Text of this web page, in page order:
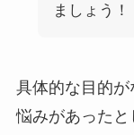
ましょう！
具体的な目的が
悩みがあった